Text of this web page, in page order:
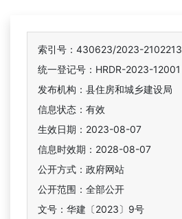
索引号：430623/2023-2102213
统一登记号：HRDR-2023-12001
发布机构：县住房和城乡建设局
信息状态： 有效
生效日期：2023-08-07
信息时效期： 2028-08-07
公开方式：政府网站
公开范围：全部公开
文号：华建〔2023〕9号